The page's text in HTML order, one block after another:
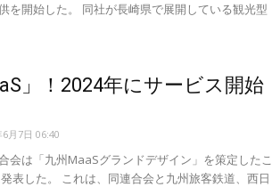
を開始した。 同社が長崎県で展開している観光型
」！2024年にサービス開始
月7日 06:40
会は「九州MaaSグランドデザイン」を策定したこ
表した。 これは、同連合会と九州旅客鉄道、西日